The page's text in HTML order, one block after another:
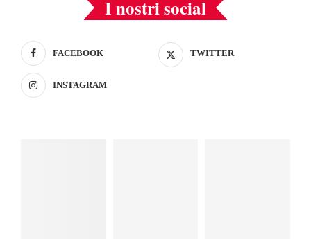
I nostri social
FACEBOOK TWITTER
INSTAGRAM